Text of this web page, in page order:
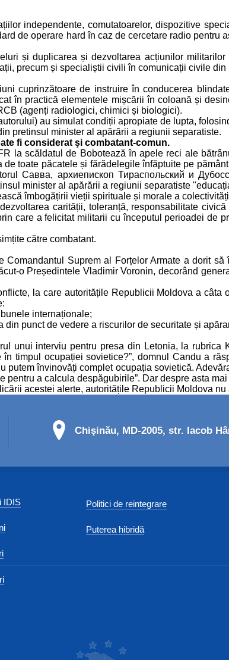
independente, comutatoarelor, dispozitive
de operare hard în caz de cercetare radio pentru
și duplicarea și dezvoltarea acțiunilor
precum și specialiștii civili în comunicații civile din
cuprinzătoare de instruire în conducerea
în practică elementele mișcării în coloană și
(agenți radiologici, chimici și biologici).
au simulat condiții apropiate de lupta,
pretinsul minister al apărării a regiunii separatiste.
fi considerat şi combatant-comun.
la scăldatul de Bobotează în apele reci ale
toate păcatele și fărădelegile înfăptuite pe
Савва, архиепископ Тираспольский и
minister al apărării a regiunii separatiste
îmbogățirii vieții spirituale și morale a
carității, toleranță, responsabilitate
care a felicitat militarii cu începutul perioadei de
către combatant.
Suprem al Forțelor Armate a dorit
o Președintele Vladimir Voronin, decorând
la care autoritățile Republicii Moldova a câta
internaționale;
punct de vedere a riscurilor de securitate și
unui interviu pentru presa din Letonia, la rubrica
timpul ocupației sovietice?”, domnul Candu a
învinovăți complet ocupația sovietică.
a calcula despăgubirile”. Dar despre asta
acestei alerte, autoritățile Republicii Moldova nu
Chişinău, MD-2005, str. Iacob
IDIS Politici de reintegrare
Puterea hibridă